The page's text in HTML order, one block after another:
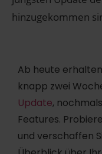
hinzugekommen
Ab heute
knapp zwei
Update,
Features.
und verschaffen